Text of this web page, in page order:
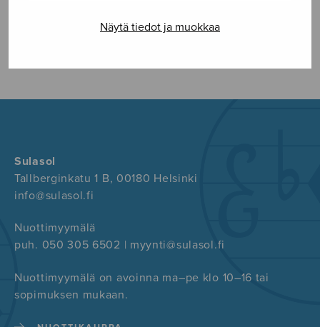
Näytä tiedot ja muokkaa
Sulasol
Tallberginkatu 1 B, 00180 Helsinki
info@sulasol.fi
Nuottimyymälä
puh. 050 305 6502 | myynti@sulasol.fi
Nuottimyymälä on avoinna ma–pe klo 10–16 tai
sopimuksen mukaan.